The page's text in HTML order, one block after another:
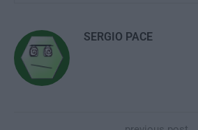
SERGIO PACE